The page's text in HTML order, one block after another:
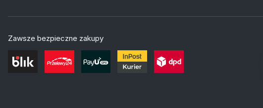
Zawsze bezpieczne zakupy